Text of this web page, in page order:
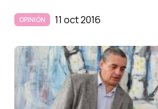
OPINIÓN 11 oct 2016